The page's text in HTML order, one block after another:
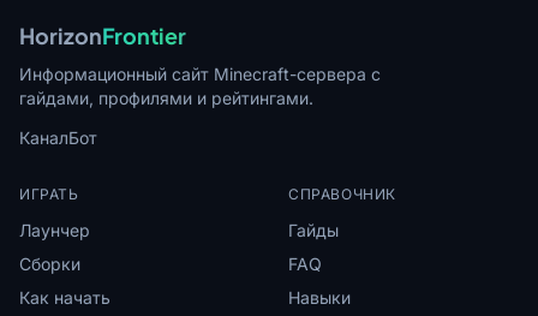
HorizonFrontier
Информационный сайт Minecraft-сервера с
гайдами, профилями и рейтингами.
КаналБот
ИГРАТЬ
Лаунчер
Сборки
Как начать
СПРАВОЧНИК
Гайды
FAQ
Навыки